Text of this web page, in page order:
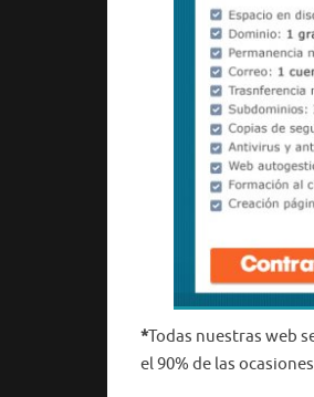
*Todas nuestras web
el 90% de las